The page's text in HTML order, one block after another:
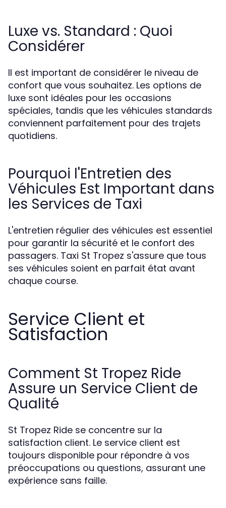
Luxe vs. Standard : Quoi
Considérer
Il est important de considérer le niveau de
confort que vous souhaitez. Les options de
luxe sont idéales pour les occasions
spéciales, tandis que les véhicules standards
conviennent parfaitement pour des trajets
quotidiens.
Pourquoi l'Entretien des
Véhicules Est Important dans
les Services de Taxi
L'entretien régulier des véhicules est essentiel
pour garantir la sécurité et le confort des
passagers. Taxi St Tropez s'assure que tous
ses véhicules soient en parfait état avant
chaque course.
Service Client et
Satisfaction
Comment St Tropez Ride
Assure un Service Client de
Qualité
St Tropez Ride se concentre sur la
satisfaction client. Le service client est
toujours disponible pour répondre à vos
préoccupations ou questions, assurant une
expérience sans faille.